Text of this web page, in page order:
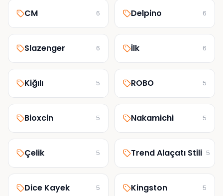
CM 6 Delpino 6
Slazenger 6 İlk 6
Kiğılı 5 ROBO 5
Bioxcin 5 Nakamichi 5
Çelik 5 Trend Alaçatı Stili 5
Dice Kayek 5 Kingston 5